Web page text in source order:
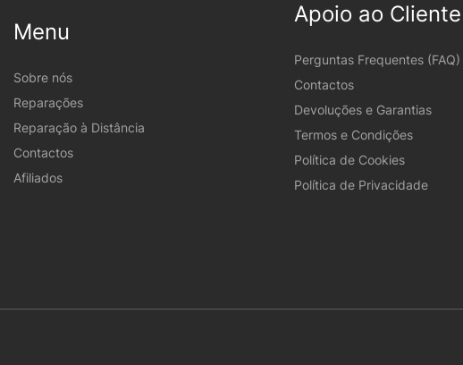
Menu
Sobre nós
Reparações
Reparação à Distância
Contactos
Afiliados
Apoio ao Cliente
Perguntas Frequentes (FAQ)
Contactos
Devoluções e Garantias
Termos e Condições
Política de Cookies
Política de Privacidade